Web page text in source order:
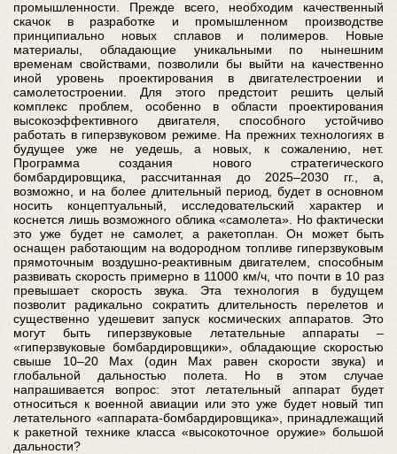
промышленности. Прежде всего, необходим качественный
скачок в разработке и промышленном производстве
принципиально новых сплавов и полимеров. Новые
материалы, обладающие уникальными по нынешним
временам свойствами, позволили бы выйти на качественно
иной уровень проектирования в двигателестроении и
самолетостроении. Для этого предстоит решить целый
комплекс проблем, особенно в области проектирования
высокоэффективного двигателя, способного устойчиво
работать в гиперзвуковом режиме. На прежних технологиях в
будущее уже не уедешь, а новых, к сожалению, нет.
Программа создания нового стратегического
бомбардировщика, рассчитанная до 2025–2030 гг., а,
возможно, и на более длительный период, будет в основном
носить концептуальный, исследовательский характер и
коснется лишь возможного облика «самолета». Но фактически
это уже будет не самолет, а ракетоплан. Он может быть
оснащен работающим на водородном топливе гиперзвуковым
прямоточным воздушно-реактивным двигателем, способным
развивать скорость примерно в 11000 км/ч, что почти в 10 раз
превышает скорость звука. Эта технология в будущем
позволит радикально сократить длительность перелетов и
существенно удешевит запуск космических аппаратов. Это
могут быть гиперзвуковые летательные аппараты –
«гиперзвуковые бомбардировщики», обладающие скоростью
свыше 10–20 Мах (один Мах равен скорости звука) и
глобальной дальностью полета. Но в этом случае
напрашивается вопрос: этот летательный аппарат будет
относиться к военной авиации или это уже будет новый тип
летательного «аппарата-бомбардировщика», принадлежащий
к ракетной технике класса «высокоточное оружие» большой
дальности?